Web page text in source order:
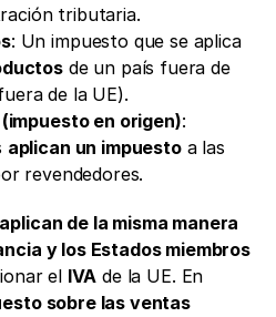
tributaria.
: Un impuesto que se aplica
de un país fuera de
de la UE).
en origen):
aplican un impuesto a las
revendedores.
de la misma manera
y los Estados miembros
el IVA de la UE. En
sobre las ventas